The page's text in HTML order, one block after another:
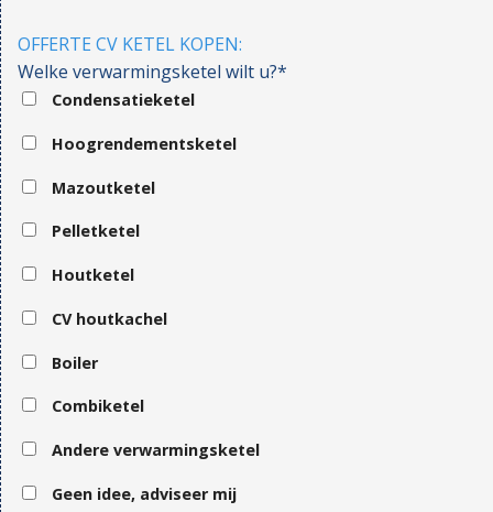
OFFERTE CV KETEL KOPEN:
Welke verwarmingsketel wilt u?*
Condensatieketel
Hoogrendementsketel
Mazoutketel
Pelletketel
Houtketel
CV houtkachel
Boiler
Combiketel
Andere verwarmingsketel
Geen idee, adviseer mij